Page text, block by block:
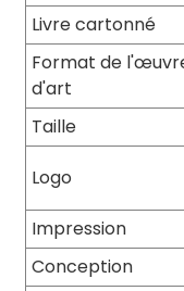
Livre cartonné
Format de
d'art
Taille
Logo
Impression
Conception